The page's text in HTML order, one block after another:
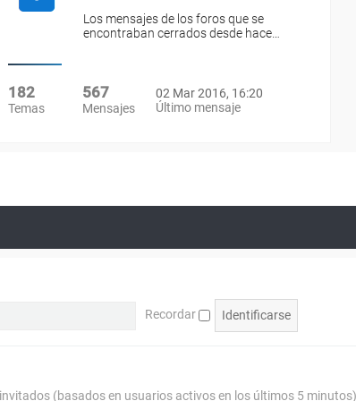
Los mensajes de los foros que se
encontraban cerrados desde hace…
182
Temas
567
Mensajes
02 Mar 2016, 16:20
Último mensaje
Recordar
(basados en usuarios activos en los últimos 5 minutos)